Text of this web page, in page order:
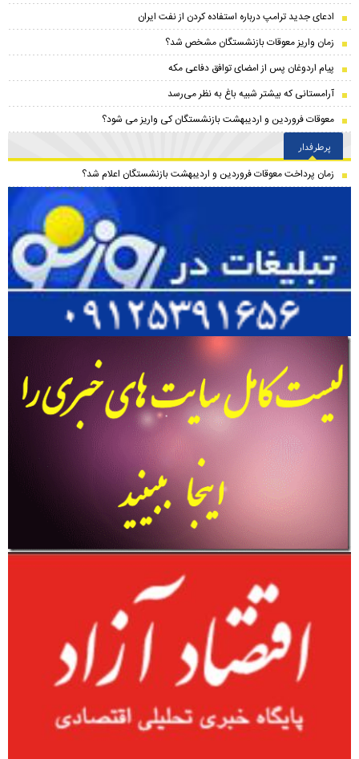
ادعای جدید ترامپ درباره استفاده کردن از نفت ایران
زمان واریز معوقات بازنشستگان مشخص شد؟
پیام اردوغان پس از امضای توافق دفاعی مکه
آرامستانی که بیشتر شبیه باغ به نظر می‌رسد
معوقات فروردین و اردیبهشت بازنشستگان کی واریز می شود؟
پرطرفدار
زمان پرداخت معوقات فروردین و اردیبهشت بازنشستگان اعلام شد؟